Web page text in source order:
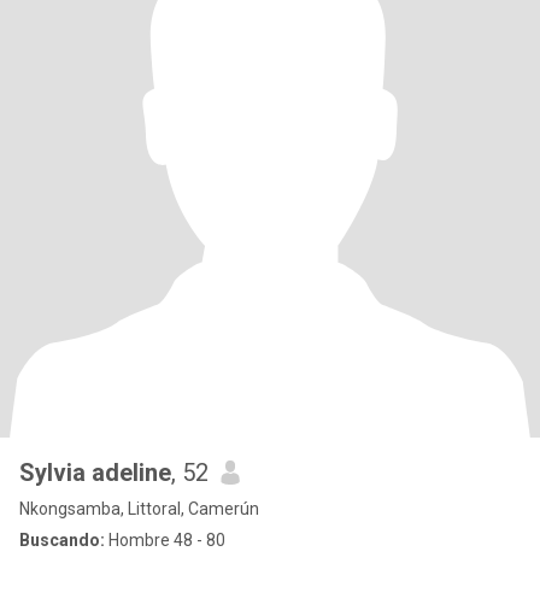
Sylvia adeline, 52
Nkongsamba, Littoral, Camerún
Buscando: Hombre 48 - 80